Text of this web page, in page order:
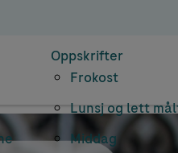
Oppskrifter
Frokost
Lunsj og lett
Middag